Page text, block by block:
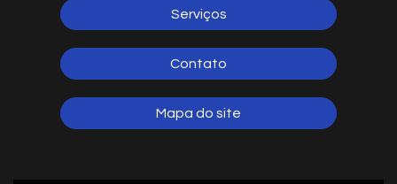
Serviços
Contato
Mapa do site